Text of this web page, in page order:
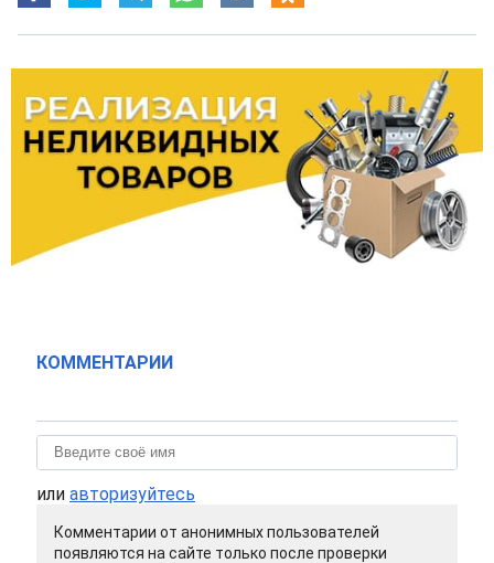
КОММЕНТАРИИ
или авторизуйтесь
Комментарии от анонимных пользователей
появляются на сайте только после проверки